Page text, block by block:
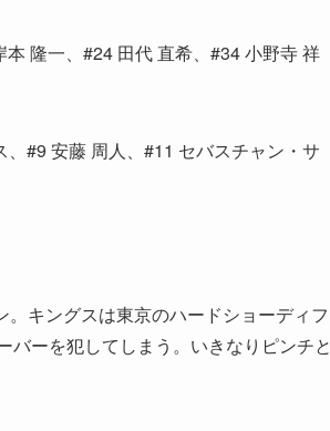
隆一、#24 田代 直希、#34 小野寺 祥
#9 安藤 周人、#11 セバスチャン・サ
キングスは東京のハードショーディフ
バーを犯してしまう。いきなりピンチと